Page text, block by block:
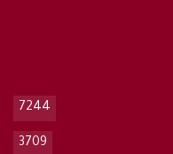
7244
3709